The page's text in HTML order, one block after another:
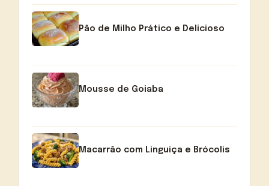
Pão de Milho Prático e Delicioso
Mousse de Goiaba
Macarrão com Linguiça e Brócolis